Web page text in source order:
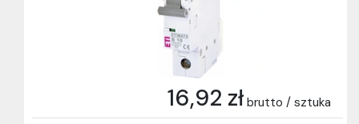
16,92 zł brutto / sztuka